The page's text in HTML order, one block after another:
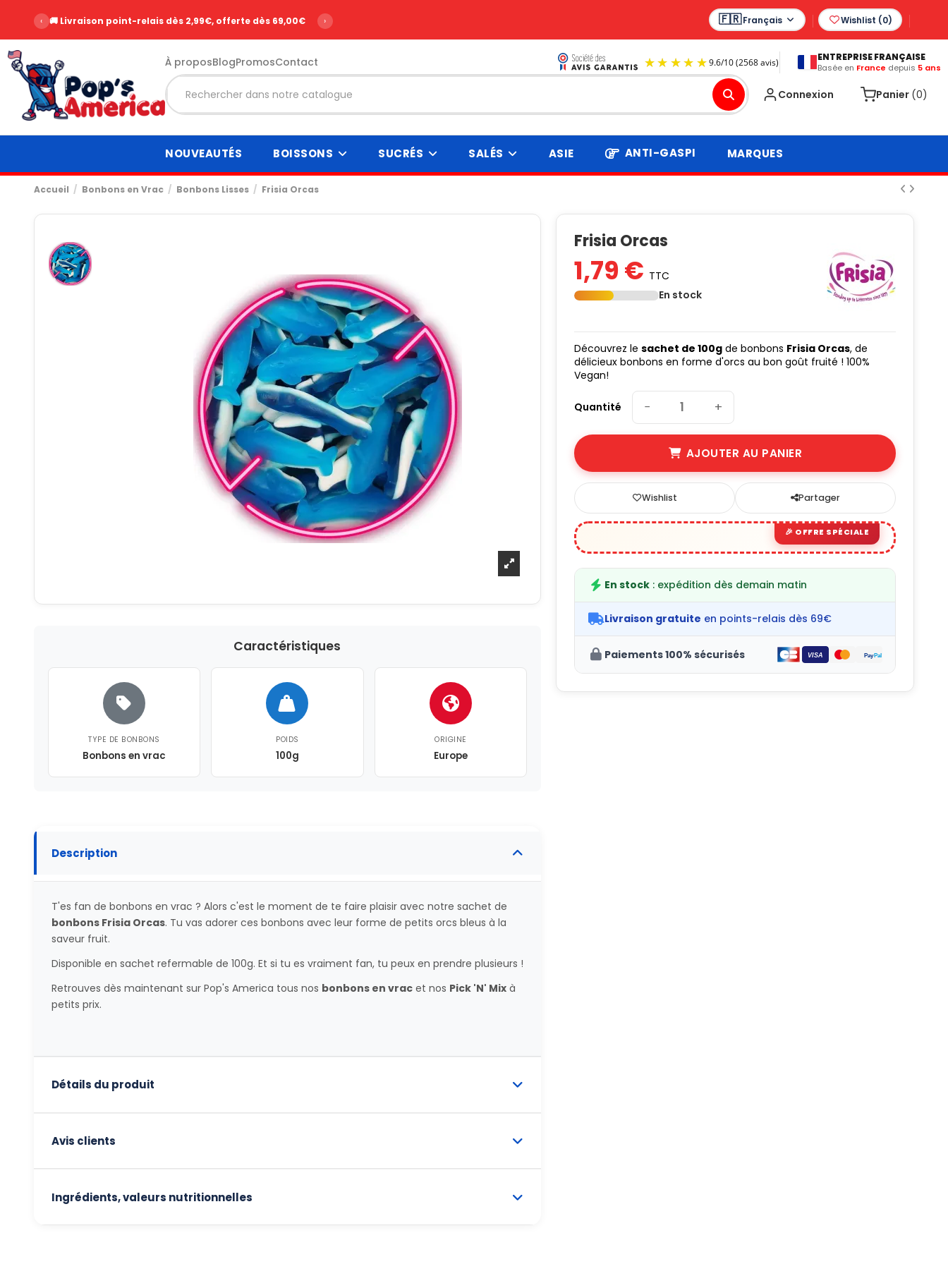
‹ 🚚 Livraison point-relais dès 2,99€, offerte dès 69,00€ › Français Wishlist (0)
À proposBlogPromosContact
9.6/10 (2568 avis)
ENTREPRISE FRANÇAISE
Basée en France depuis 5 ans
Connexion Panier (0)
NOUVEAUTÉS BOISSONS SUCRÉS SALÉS ASIE ANTI-GASPI MARQUES
Accueil Bonbons en Vrac Bonbons Lisses Frisia Orcas
Caractéristiques
TYPE DE BONBONS
Bonbons en vrac
POIDS
100g
ORIGINE
Europe
Description
T'es fan de bonbons en vrac ? Alors c'est le moment de te faire plaisir avec notre sachet de
bonbons Frisia Orcas. Tu vas adorer ces bonbons avec leur forme de petits orcs bleus à la
saveur fruit.
Disponible en sachet refermable de 100g. Et si tu es vraiment fan, tu peux en prendre plusieurs !
Retrouves dès maintenant sur Pop's America tous nos bonbons en vracet nos Pick 'N' Mixà
petits prix.
Détails du produit
Avis clients
Ingrédients, valeurs nutritionnelles
Frisia Orcas
1,79 € TTC
En stock
Découvrez lesachet de 100g de bonbons Frisia Orcas, de
délicieux bonbons en forme d'orcs au bon goût fruité ! 100%
Vegan!
Quantité − +
AJOUTER AU PANIER
Wishlist Partager
En stock : expédition dès demain matin
Livraison gratuite en points-relais dès 69€
Paiements 100% sécurisés